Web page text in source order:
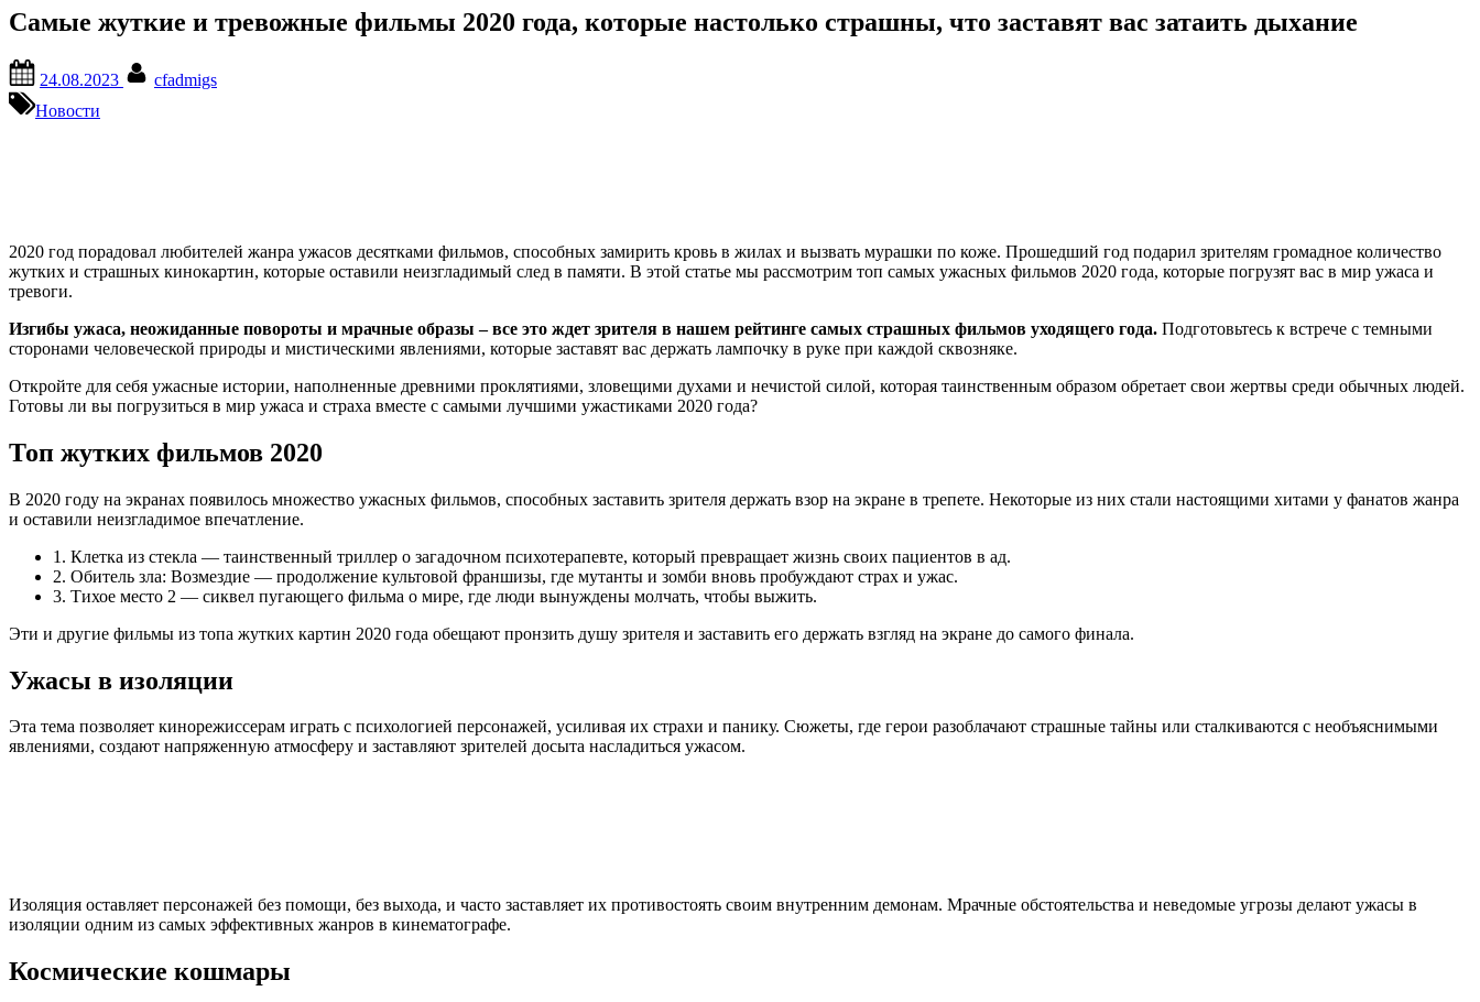
Самые жуткие и тревожные фильмы 2020 года, которые настолько страшны, что заставят вас затаить дыхание
on
24.08.2023
cfadmigs
Новости
2020 год порадовал любителей жанра ужасов десятками фильмов, способных замирить кровь в жилах и вызвать мурашки по коже. Прошедший год подарил зрителям громадное количество
жутких и страшных кинокартин, которые оставили неизгладимый след в памяти. В этой статье мы рассмотрим топ самых ужасных фильмов 2020 года, которые погрузят вас в мир ужаса и
тревоги.
Изгибы ужаса, неожиданные повороты и мрачные образы – все это ждет зрителя в нашем рейтинге самых страшных фильмов уходящего года. Подготовьтесь к встрече с темными
сторонами человеческой природы и мистическими явлениями, которые заставят вас держать лампочку в руке при каждой сквозняке.
Откройте для себя ужасные истории, наполненные древними проклятиями, зловещими духами и нечистой силой, которая таинственным образом обретает свои жертвы среди обычных людей.
Готовы ли вы погрузиться в мир ужаса и страха вместе с самыми лучшими ужастиками 2020 года?
Топ жутких фильмов 2020
В 2020 году на экранах появилось множество ужасных фильмов, способных заставить зрителя держать взор на экране в трепете. Некоторые из них стали настоящими хитами у фанатов жанра
и оставили неизгладимое впечатление.
1. Клетка из стекла — таинственный триллер о загадочном психотерапевте, который превращает жизнь своих пациентов в ад.
2. Обитель зла: Возмездие — продолжение культовой франшизы, где мутанты и зомби вновь пробуждают страх и ужас.
3. Тихое место 2 — сиквел пугающего фильма о мире, где люди вынуждены молчать, чтобы выжить.
Эти и другие фильмы из топа жутких картин 2020 года обещают пронзить душу зрителя и заставить его держать взгляд на экране до самого финала.
Ужасы в изоляции
Эта тема позволяет кинорежиссерам играть с психологией персонажей, усиливая их страхи и панику. Сюжеты, где герои разоблачают страшные тайны или сталкиваются с необъяснимыми
явлениями, создают напряженную атмосферу и заставляют зрителей досыта насладиться ужасом.
Изоляция оставляет персонажей без помощи, без выхода, и часто заставляет их противостоять своим внутренним демонам. Мрачные обстоятельства и неведомые угрозы делают ужасы в
изоляции одним из самых эффективных жанров в кинематографе.
Космические кошмары